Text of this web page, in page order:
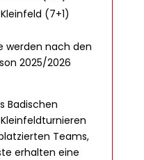
(7+1)
werden nach den
2025/2026
Badischen
Teams,
erhalten eine